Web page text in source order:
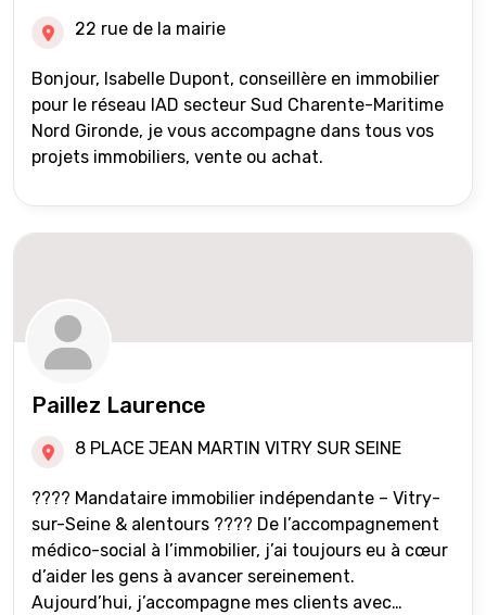
22 rue de la mairie
Bonjour, Isabelle Dupont, conseillère en immobilier
pour le réseau IAD secteur Sud Charente-Maritime
Nord Gironde, je vous accompagne dans tous vos
projets immobiliers, vente ou achat.
Paillez Laurence
8 PLACE JEAN MARTIN VITRY SUR SEINE
???? Mandataire immobilier indépendante – Vitry-
sur-Seine & alentours ???? De l’accompagnement
médico-social à l’immobilier, j’ai toujours eu à cœur
d’aider les gens à avancer sereinement.
Aujourd’hui, j’accompagne mes clients avec